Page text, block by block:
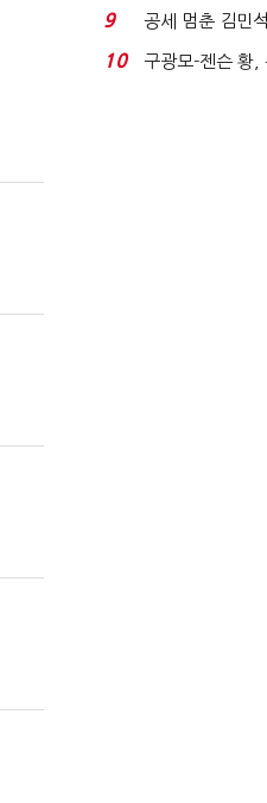
위'(1보)...
9
공세 멈춘 김민
가 수습"
10
구광모-젠슨 황,